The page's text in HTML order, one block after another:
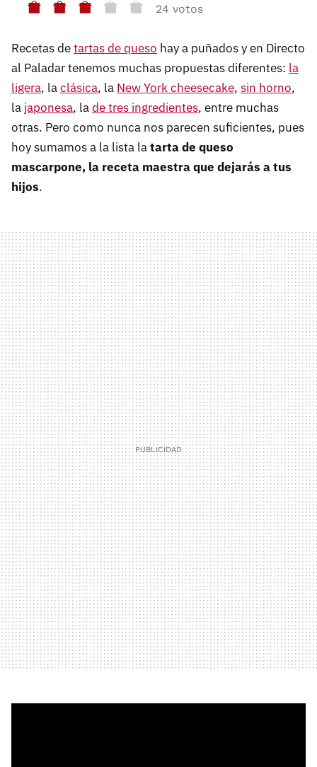
24 votos
Recetas detartas de queso hay a puñados y en Directo
al Paladar tenemos muchas propuestas diferentes: la
ligera, laclásica, la New York cheesecake, sin horno,
la japonesa, lade tres ingredientes, entre muchas
otras. Pero como nunca nos parecen suficientes, pues
hoy sumamos a la lista latarta de queso
mascarpone, la receta maestra que dejarás a tus
hijos.